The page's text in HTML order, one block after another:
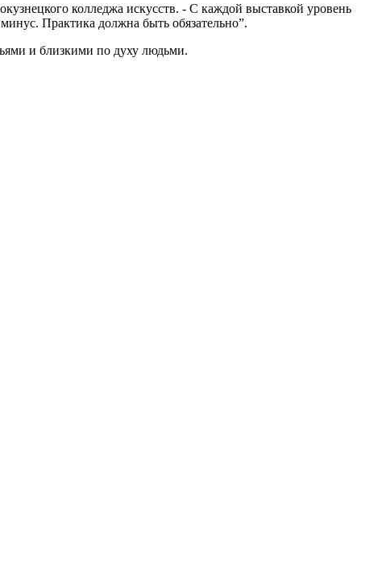
колледжа искусств. - С каждой выставкой уровень
Практика должна быть обязательно”.
и близкими по духу людьми.